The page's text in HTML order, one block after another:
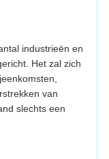
industrieën en
Het zal zich
van
slechts een